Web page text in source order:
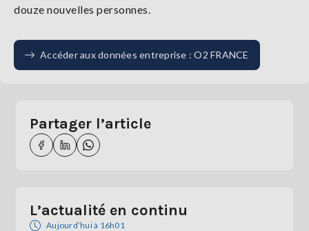
douze nouvelles personnes.
Accéder aux données entreprise : O2 FRANCE
Partager l’article
L’actualité en continu
Aujourd’hui à 16h01